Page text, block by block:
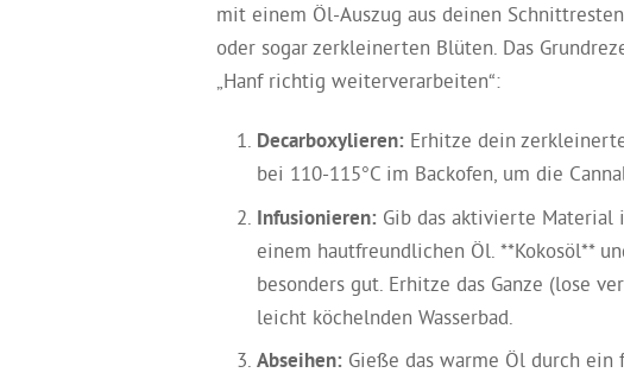
mit einem Öl-Auszug aus deinen
oder sogar zerkleinerten Blüten. Das
„Hanf richtig weiterverarbeiten“:
Decarboxylieren: Erhitze dein
bei 110-115°C im Backofen, um die
Infusionieren: Gib das aktivierte Material
einem hautfreundlichen Öl. **Kokosöl**
besonders gut. Erhitze das Ganze (lose
leicht köchelnden Wasserbad.
Abseihen: Gieße das warme Öl durch ein